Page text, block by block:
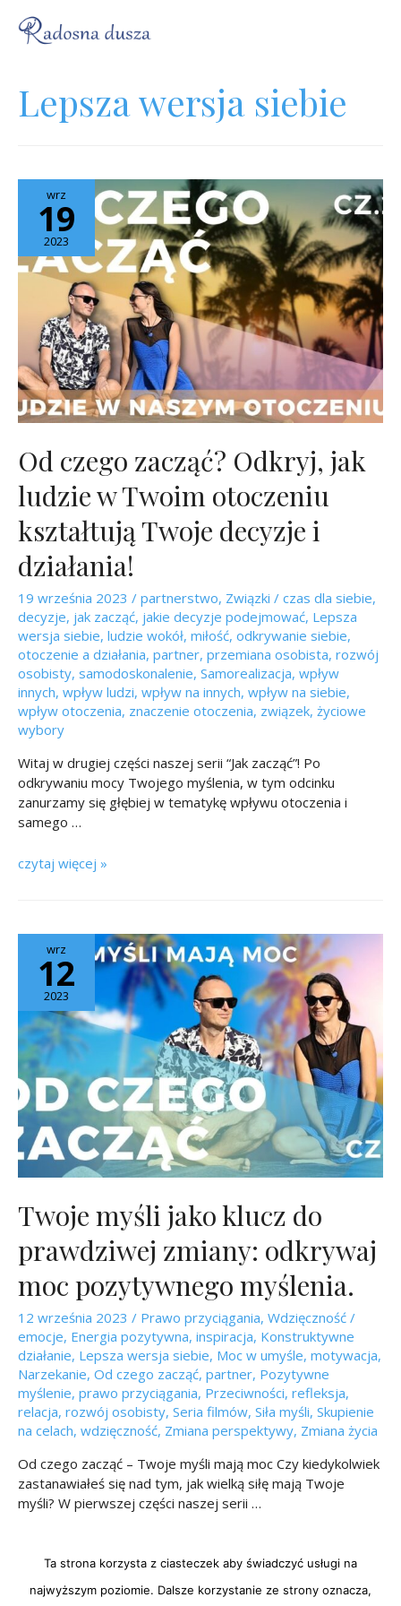
Lepsza wersja siebie
wrz
19
2023
Od czego zacząć? Odkryj, jak
ludzie w Twoim otoczeniu
kształtują Twoje decyzje i
działania!
19 września 2023 / partnerstwo, Związki / czas dla siebie,
decyzje, jak zacząć, jakie decyzje podejmować, Lepsza
wersja siebie, ludzie wokół, miłość, odkrywanie siebie,
otoczenie a działania, partner, przemiana osobista, rozwój
osobisty, samodoskonalenie, Samorealizacja, wpływ
innych, wpływ ludzi, wpływ na innych, wpływ na siebie,
wpływ otoczenia, znaczenie otoczenia, związek, życiowe
wybory
Witaj w drugiej części naszej serii “Jak zacząć”! Po
odkrywaniu mocy Twojego myślenia, w tym odcinku
zanurzamy się głębiej w tematykę wpływu otoczenia i
samego …
czytaj więcej »
wrz
12
2023
Twoje myśli jako klucz do
prawdziwej zmiany: odkrywaj
moc pozytywnego myślenia.
12 września 2023 / Prawo przyciągania, Wdzięczność /
emocje, Energia pozytywna, inspiracja, Konstruktywne
działanie, Lepsza wersja siebie, Moc w umyśle, motywacja,
Narzekanie, Od czego zacząć, partner, Pozytywne
myślenie, prawo przyciągania, Przeciwności, refleksja,
relacja, rozwój osobisty, Seria filmów, Siła myśli, Skupienie
na celach, wdzięczność, Zmiana perspektywy, Zmiana życia
Od czego zacząć – Twoje myśli mają moc Czy kiedykolwiek
zastanawiałeś się nad tym, jak wielką siłę mają Twoje
myśli? W pierwszej części naszej serii …
Ta strona korzysta z ciasteczek aby świadczyć usługi na
najwyższym poziomie. Dalsze korzystanie ze strony oznacza,